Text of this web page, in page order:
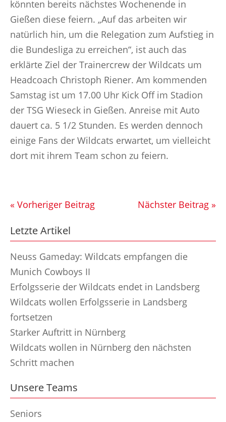
könnten bereits nächstes Wochenende in
Gießen diese feiern. „Auf das arbeiten wir
natürlich hin, um die Relegation zum Aufstieg in
die Bundesliga zu erreichen“, ist auch das
erklärte Ziel der Trainercrew der Wildcats um
Headcoach Christoph Riener. Am kommenden
Samstag ist um 17.00 Uhr Kick Off im Stadion
der TSG Wieseck in Gießen. Anreise mit Auto
dauert ca. 5 1/2 Stunden. Es werden dennoch
einige Fans der Wildcats erwartet, um vielleicht
dort mit ihrem Team schon zu feiern.
« Vorheriger Beitrag Nächster Beitrag »
Letzte Artikel
Neuss Gameday: Wildcats empfangen die
Munich Cowboys II
Erfolgsserie der Wildcats endet in Landsberg
Wildcats wollen Erfolgsserie in Landsberg
fortsetzen
Starker Auftritt in Nürnberg
Wildcats wollen in Nürnberg den nächsten
Schritt machen
Unsere Teams
Seniors